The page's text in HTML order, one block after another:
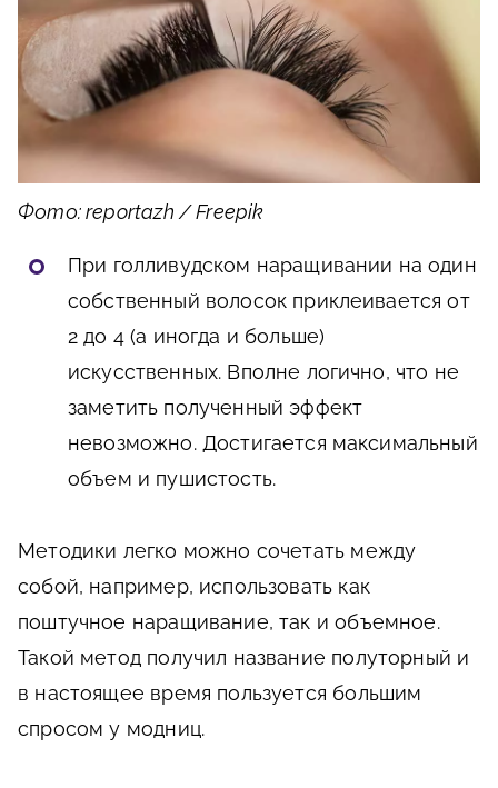
Фото: reportazh / Freepik
При голливудском наращивании на один
собственный волосок приклеивается от
2 до 4 (а иногда и больше)
искусственных. Вполне логично, что не
заметить полученный эффект
невозможно. Достигается максимальный
объем и пушистость.
Методики легко можно сочетать между
собой, например, использовать как
поштучное наращивание, так и объемное.
Такой метод получил название полуторный и
в настоящее время пользуется большим
спросом у модниц.